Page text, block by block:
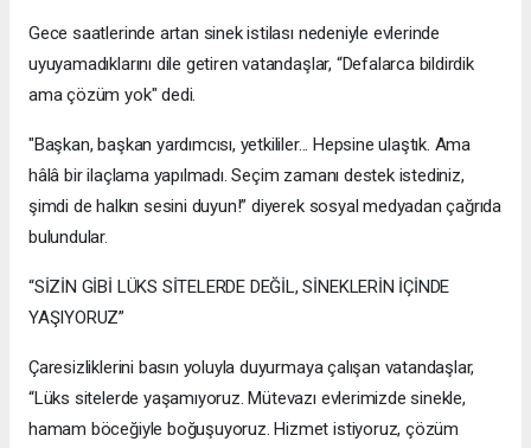
Gece saatlerinde artan sinek istilası nedeniyle evlerinde
uyuyamadıklarını dile getiren vatandaşlar, “Defalarca bildirdik
ama çözüm yok" dedi.
"Başkan, başkan yardımcısı, yetkililer... Hepsine ulaştık. Ama
hâlâ bir ilaçlama yapılmadı. Seçim zamanı destek istediniz,
şimdi de halkın sesini duyun!” diyerek sosyal medyadan çağrıda
bulundular.
“SİZİN GİBİ LÜKS SİTELERDE DEĞİL, SİNEKLERİN İÇİNDE
YAŞIYORUZ”
Çaresizliklerini basın yoluyla duyurmaya çalışan vatandaşlar,
“Lüks sitelerde yaşamıyoruz. Mütevazı evlerimizde sinekle,
hamam böceğiyle boğuşuyoruz. Hizmet istiyoruz, çözüm